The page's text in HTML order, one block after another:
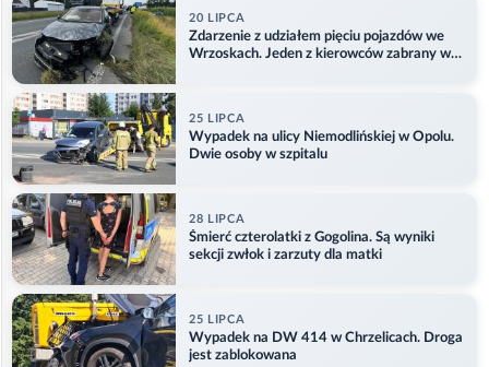
20 LIPCA
Zdarzenie z udziałem pięciu pojazdów we
Wrzoskach. Jeden z kierowców zabrany w
25 LIPCA
Wypadek na ulicy Niemodlińskiej w Opolu.
Dwie osoby w szpitalu
28 LIPCA
Śmierć czterolatki z Gogolina. Są wyniki
sekcji zwłok i zarzuty dla matki
25 LIPCA
Wypadek na DW 414 w Chrzelicach. Droga
jest zablokowana